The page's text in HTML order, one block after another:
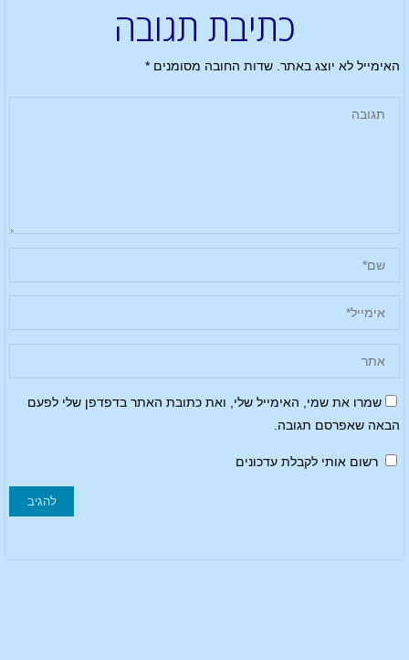
כתיבת תגובה
האימייל לא יוצג באתר. שדות החובה מסומנים*
שמרו את שמי, האימייל שלי, ואת כתובת האתר בדפדפן שלי לפעם
הבאה שאפרסם תגובה.
רשום אותי לקבלת עדכונים